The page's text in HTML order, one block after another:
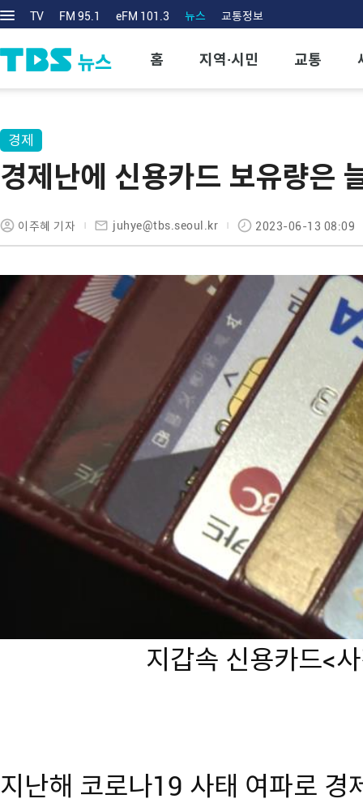
TV FM 95.1 eFM 101.3 뉴스 교통정보
홈 지역·시민 교통
경제
경제난에 신용카드 보유량은
이주혜 기자 juhye@tbs.seoul.kr 2023-06-13 08:09
지갑속 신용카드<
지난해 코로나19 사태 여파로 경